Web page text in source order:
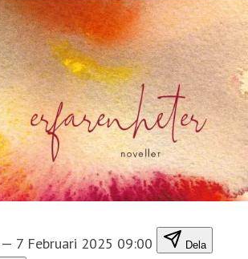
— 7 Februari 2025 09:00 Dela